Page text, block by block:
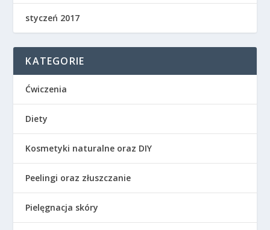
styczeń 2017
KATEGORIE
Ćwiczenia
Diety
Kosmetyki naturalne oraz DIY
Peelingi oraz złuszczanie
Pielęgnacja skóry